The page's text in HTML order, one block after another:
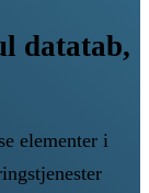
datatab,
elementer i